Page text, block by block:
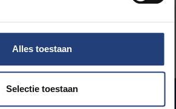
Alles toestaan
Selectie toestaan
fout op deze pagina?
Laat het ons weten